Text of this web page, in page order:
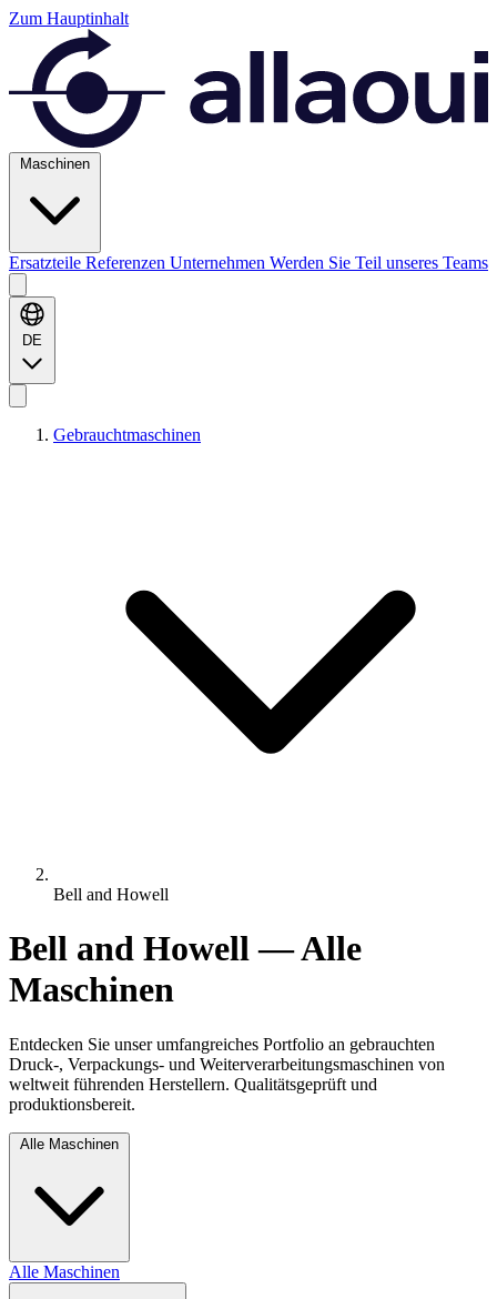
Zum Hauptinhalt
Maschinen
Ersatzteile Referenzen Unternehmen Werden Sie Teil unseres Teams
DE
Gebrauchtmaschinen
Bell and Howell
Bell and Howell — Alle
Maschinen
Entdecken Sie unser umfangreiches Portfolio an gebrauchten
Druck-, Verpackungs- und Weiterverarbeitungsmaschinen von
weltweit führenden Herstellern. Qualitätsgeprüft und
produktionsbereit.
Alle Maschinen
Alle Maschinen